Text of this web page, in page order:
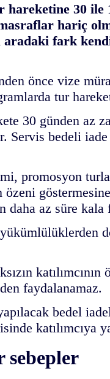
hareketine 30
hariç
aradaki fark
önce vize
tur
30 günden az
Servis bedeli
promosyon
özeni
daha az süre
faydalanamaz.
bedel
katılımcıya
sebepler